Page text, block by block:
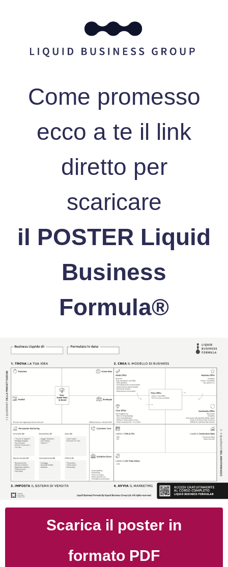
Come promesso
ecco a te il link
diretto per
scaricare
il POSTER Liquid
Business
Formula®
Scarica il poster in
formato PDF